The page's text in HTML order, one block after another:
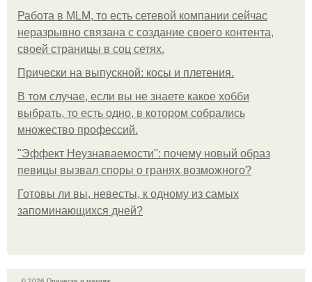
Работа в MLM, то есть сетевой компании сейчас
неразрывно связана с создание своего контента,
своей страницы в соц сетях.
Прически на выпускной: косы и плетения.
В том случае, если вы не знаете какое хобби
выбрать, то есть одно, в котором собрались
множество профессий.
"Эффект Неузнаваемости": почему новый образ
певицы вызвал споры о гранях возможного?
Готовы ли вы, невесты, к одному из самых
запоминающихся дней?